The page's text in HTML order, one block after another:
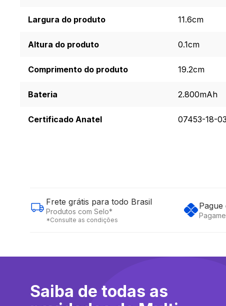
Largura do produto 11.6cm
Altura do produto 0.1cm
Comprimento do produto 19.2cm
Bateria 2.800mAh
Certificado Anatel 07453-18-
Frete grátis para todo Brasil
Produtos com Selo*
*Consulte as condições
Pague
Saiba de todas as